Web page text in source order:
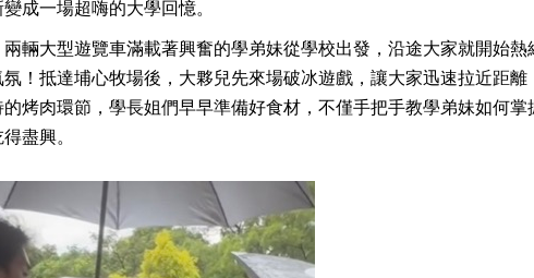
成一場超嗨的大學回憶。
輛大型遊覽車滿載著興奮的學弟妹從學校出發，沿途大家就開始
！抵達埔心牧場後，大夥兒先來場破冰遊戲，讓大家迅速拉近距
烤肉環節，學長姐們早早準備好食材，不僅手把手教學弟妹如何掌
盡興。